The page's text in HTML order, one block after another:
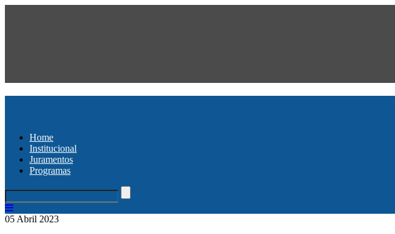
Home
Institucional
Juramentos
Programas
05 Abril 2023